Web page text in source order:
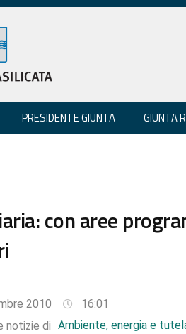
PRESIDENTE GIUNTA GIUNTA
con aree
2010
16:01
notizie di Ambiente, energia e